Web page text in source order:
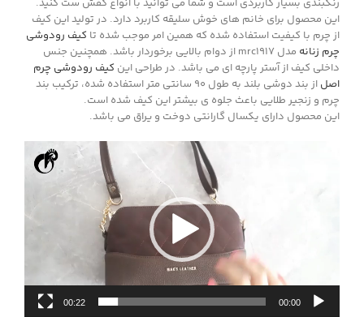
رنگبندی بسیار کاربردی است و شما می توانید با انواع کفش ست کنید.
این محصول برای خانم های خوش سلیقه کاربرد دارد. در تولید این کیف
از چرم با کیفیت استفاده شده که همین امر موجب شده تا کیف رودوشی
چرم زنانه
مدل mrc1917 از دوام بالایی برخوردار باشد. همچنین جنس
داخلی کیف از آستر پارچه ای می باشد. در طراحی این کیف رودوشی چرم
اصل
از بند دوشی بلند به طول 90 سانتی متر استفاده شده، ترکیب بند
چرم و زنجیر طلایی باعث جلوه ی بیشتر این کیف شده است.
این محصول دارای یکسال گارانتی دوخت و یراق می باشد.
00:00
00:22